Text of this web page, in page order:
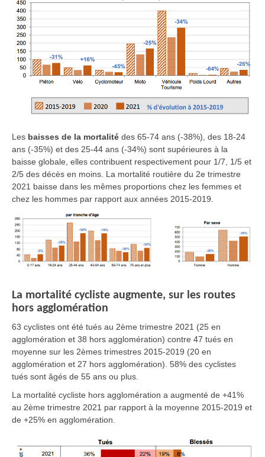
Les baisses de la mortalité des 65-74 ans (-38%), des 18-24
ans (-35%) et des 25-44 ans (-34%) sont supérieures à la
baisse globale, elles contribuent respectivement pour 1/7, 1/5 et
2/5 des décès en moins. La mortalité routière du 2e trimestre
2021 baisse dans les mêmes proportions chez les femmes et
chez les hommes par rapport aux années 2015-2019.
La mortalité cycliste augmente, sur les routes
hors agglomération
63 cyclistes ont été tués au 2ème trimestre 2021 (25 en
agglomération et 38 hors agglomération) contre 47 tués en
moyenne sur les 2èmes trimestres 2015-2019 (20 en
agglomération et 27 hors agglomération). 58% des cyclistes
tués sont âgés de 55 ans ou plus.
La mortalité cycliste hors agglomération a augmenté de +41%
au 2ème trimestre 2021 par rapport à la moyenne 2015-2019 et
de +25% en agglomération.